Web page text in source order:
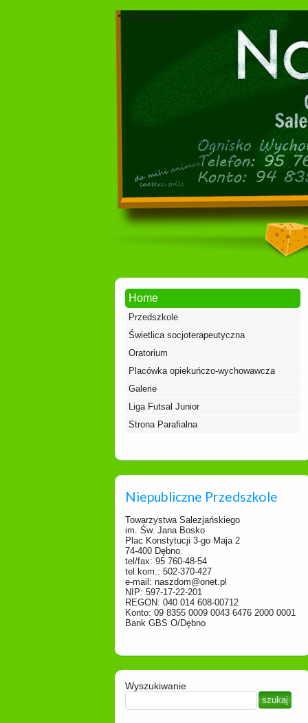
Dokumenty
Home
Przedszkole
Świetlica socjoterapeutyczna
Oratorium
Placówka opiekuńczo-wychowawcza
Galerie
Liga Futsal Junior
Strona Parafialna
Niepubliczne Przedszkole
Towarzystwa Salezjańskiego
im. Św. Jana Bosko
Plac Konstytucji 3-go Maja 2
74-400 Dębno
tel/fax: 95 760-48-54
tel.kom.: 502-370-427
e-mail: naszdom@onet.pl
NIP: 597-17-22-201
REGON: 040 014 608-00712
Konto: 09 8355 0009 0043 6476 2000 0001
Bank GBS O/Dębno
Wyszukiwanie